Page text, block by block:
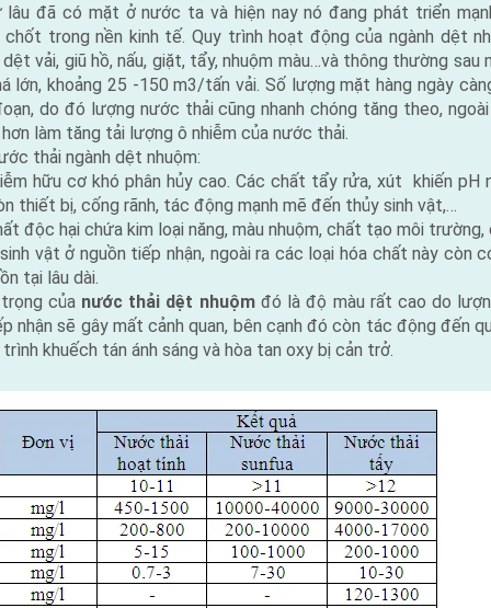
lâu đã có mặt ở nước ta và hiện nay nó đang phát triển
chốt trong nền kinh tế. Quy trình hoạt động của ngành dệt
vải, giũ hồ, nấu, giặt, tẩy, nhuộm màu…và thông thường sau
lớn, khoảng 25 -150 m3/tấn vải. Số lượng mặt hàng ngày
do đó lượng nước thải cũng nhanh chóng tăng theo,
làm tăng tải lượng ô nhiễm của nước thải.
thải ngành dệt nhuộm:
hữu cơ khó phân hủy cao. Các chất tẩy rửa, xút khiến pH
thiết bị, cống rãnh, tác động mạnh mẽ đến thủy sinh vật,…
độc hại chứa kim loại năng, màu nhuộm, chất tạo môi
vật ở nguồn tiếp nhận, ngoài ra các loại hóa chất này còn
tại lâu dài.
của nước thải dệt nhuộmđó là độ màu rất cao do
nhận sẽ gây mất cảnh quan, bên cạnh đó còn tác động đến
khuếch tán ánh sáng và hòa tan oxy bị cản trở.